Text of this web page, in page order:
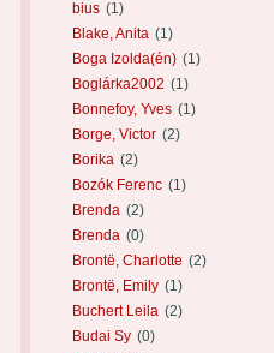
bius (1)
Blake, Anita (1)
Boga Izolda(én) (1)
Boglárka2002 (1)
Bonnefoy, Yves (1)
Borge, Victor (2)
Borika (2)
Bozók Ferenc (1)
Brenda (2)
Brenda (0)
Brontë, Charlotte (2)
Brontë, Emily (1)
Buchert Leila (2)
Budai Sy (0)